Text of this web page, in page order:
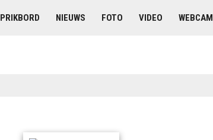
PRIKBORD NIEUWS FOTO VIDEO WEBCAM